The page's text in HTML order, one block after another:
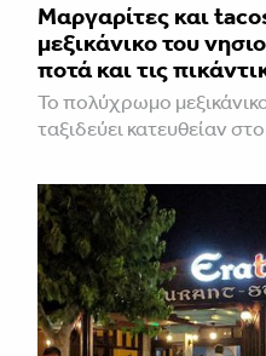
Μαργαρίτες και
μεξικάνικο του
ποτά και τις
Το πολύχρωμο
ταξιδεύει κατευθείαν